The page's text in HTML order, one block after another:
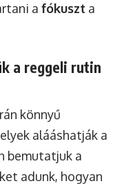
a fókuszt a
a reggeli rutin
könnyű
alááshatják a
bemutatjuk a
adunk, hogyan